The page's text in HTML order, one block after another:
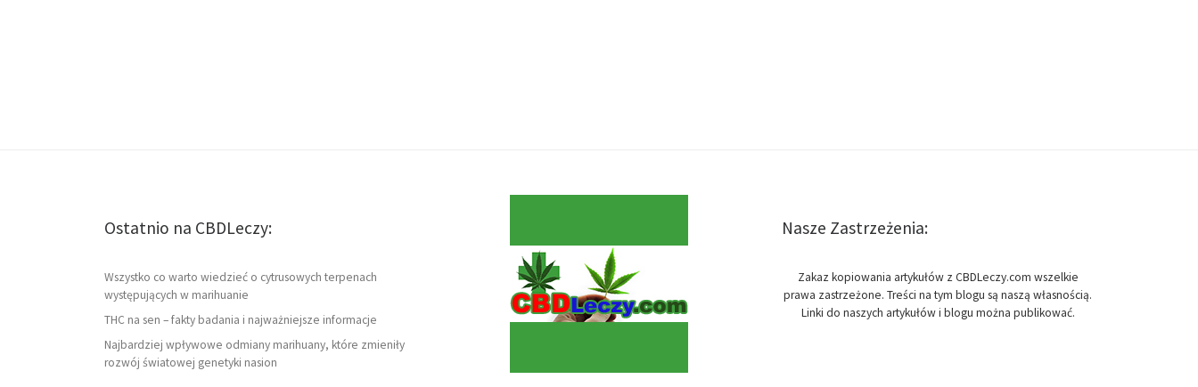
Ostatnio na CBDLeczy:
Wszystko co warto wiedzieć o cytrusowych terpenach
występujących w marihuanie
THC na sen – fakty badania i najważniejsze informacje
Najbardziej wpływowe odmiany marihuany, które zmieniły
rozwój światowej genetyki nasion
Nasze Zastrzeżenia:
Zakaz kopiowania artykułów z CBDLeczy.com wszelkie
prawa zastrzeżone. Treści na tym blogu są naszą własnością.
Linki do naszych artykułów i blogu można publikować.